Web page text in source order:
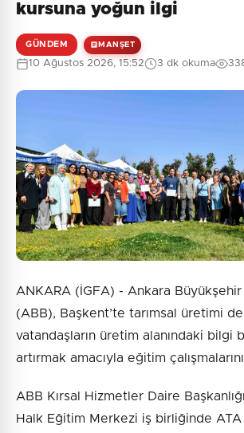
kursuna yoğun ilgi
GÜNDEM MANŞET
10 Ağustos 2026, 15:52 3 dk okuma
ANKARA (İGFA) - Ankara
(ABB), Başkent’te tarımsal üretimi
vatandaşların üretim alanındaki bilgi
artırmak amacıyla eğitim
ABB Kırsal Hizmetler Daire
Halk Eğitim Merkezi iş birliğinde ATA